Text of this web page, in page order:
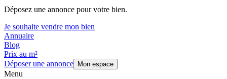
Déposez une annonce pour votre bien.
Je souhaite vendre mon bien
Annuaire
Blog
Prix au m²
Déposer une annonce
Mon espace
Menu